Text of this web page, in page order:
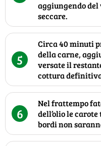
aggiungendo
seccare.
5
Circa 40 minuti
della carne,
versate il
cottura
6
Nel frattempo
dell’olio le
bordi non